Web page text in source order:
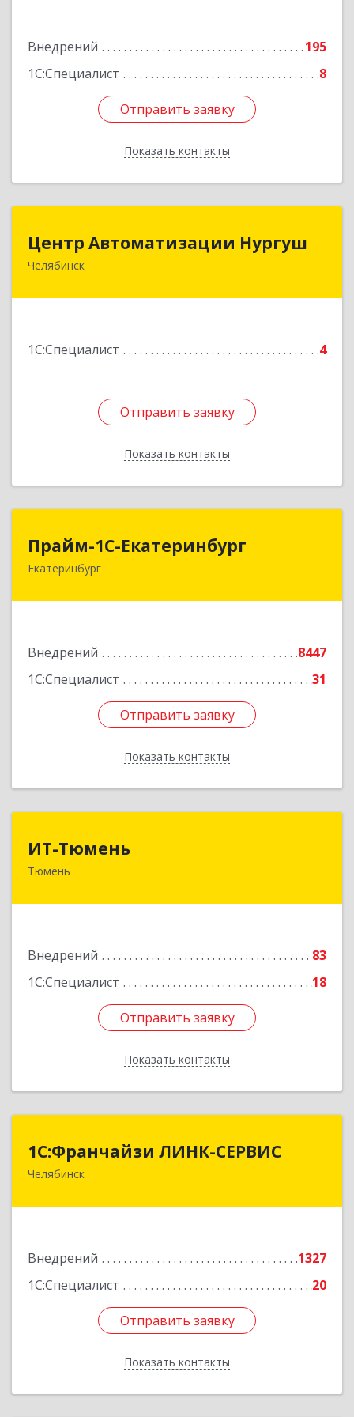
Внедрений
195
1С:Специалист
8
Отправить заявку
Показать контакты
Отправить заявку
Назад
Центр Автоматизации Нургуш
Челябинск
1С:Специалист 4
Отправить заявку
Показать контакты
Отправить заявку
Назад
Прайм-1С-Екатеринбург
Екатеринбург
Внедрений
8447
1С:Специалист
31
Отправить заявку
Показать контакты
Прайм-1С-Екатеринбург
620142, Свердловская обл, Екатеринбург г, 8
Отправить заявку
Назад
ИТ-Тюмень
Тюмень
Внедрений
83
1С:Специалист
18
Отправить заявку
Показать контакты
625000, Тюменская обл, Тюмень г, Грибоедова,
Отправить заявку
Назад
1С:Франчайзи ЛИНК-СЕРВИС
Челябинск
Внедрений
1327
1С:Специалист
20
Отправить заявку
Показать контакты
1С:Франчайзи ЛИНК-СЕРВИС
454006, Челябинская обл, Челябинск г, 3
Отправить заявку
Назад